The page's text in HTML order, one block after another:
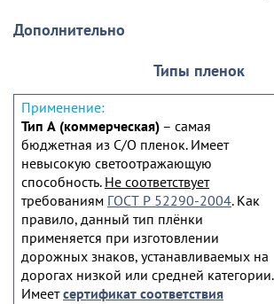
Дополнительно
Типы пленок
Тип А (коммерческая) – самая
бюджетная из С/О пленок. Имеет
невысокую светоотражающую
способность. Не соответствует
требованиям ГОСТ Р 52290-2004. Как
правило, данный тип плёнки
применяется при изготовлении
дорожных знаков, устанавливаемых на
дорогах низкой или средней категории.
Имеетсертификат соответствия